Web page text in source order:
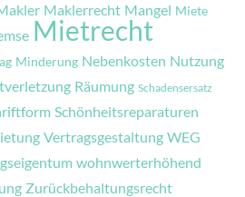
Maklerrecht Mangel Miete
Mietrecht
Minderung Nebenkosten Nutzung
Räumung Schadensersatz
Schönheitsreparaturen
Vertragsgestaltung WEG
wohnwerterhöhend
Zurückbehaltungsrecht